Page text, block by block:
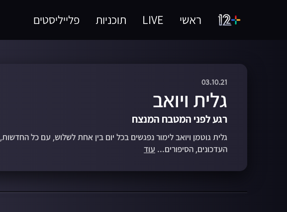
ראשי LIVE תוכניות פלייליסטים
03.10.21
גלית ויואב
רגע לפני המטבח המנצח
גלית גוטמן ויואב לימור נפגשים בכל יום בין אחת לשלוש, עם כל החדשות,
העדכונים, הסיפורים... עוד